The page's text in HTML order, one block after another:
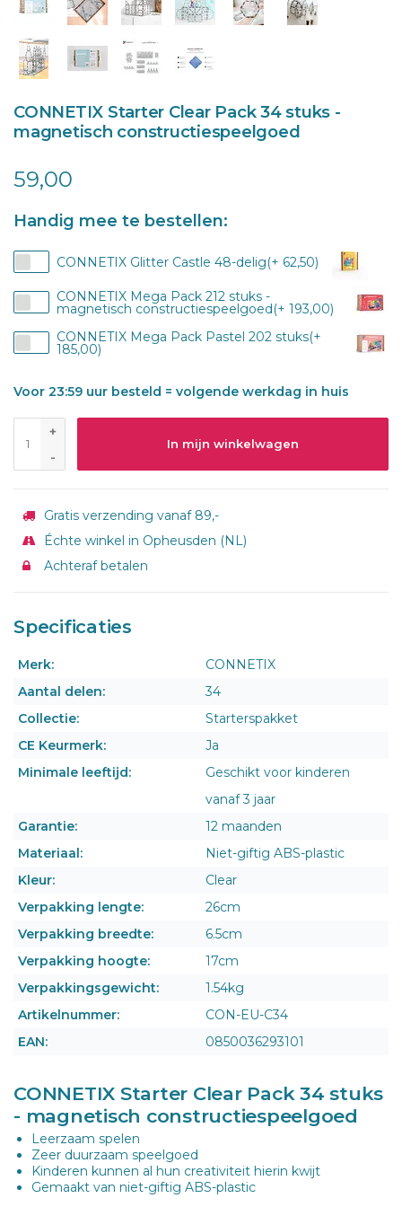
CONNETIX Starter Clear Pack 34 stuks -
magnetisch constructiespeelgoed
59,00
Handig mee te bestellen:
CONNETIX Glitter Castle 48-delig(+ 62,50)
CONNETIX Mega Pack 212 stuks -
magnetisch constructiespeelgoed(+ 193,00)
CONNETIX Mega Pack Pastel 202 stuks(+
185,00)
Voor 23:59 uur besteld = volgende werkdag in huis
+
-
In mijn winkelwagen
Gratis verzending vanaf 89,-
Échte winkel in Opheusden (NL)
Achteraf betalen
Specificaties
Merk:
CONNETIX
Aantal delen:
34
Collectie:
Starterspakket
CE Keurmerk:
Ja
Minimale leeftijd:
Geschikt voor kinderen
vanaf 3 jaar
Garantie:
12 maanden
Materiaal:
Niet-giftig ABS-plastic
Kleur:
Clear
Verpakking lengte:
26cm
Verpakking breedte:
6.5cm
Verpakking hoogte:
17cm
Verpakkingsgewicht:
1.54kg
Artikelnummer:
CON-EU-C34
EAN:
0850036293101
CONNETIX Starter Clear Pack 34 stuks
- magnetisch constructiespeelgoed
Leerzaam spelen
Zeer duurzaam speelgoed
Kinderen kunnen al hun creativiteit hierin kwijt
Gemaakt van niet-giftig ABS-plastic